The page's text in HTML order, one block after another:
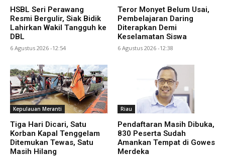
HSBL Seri Perawang
Resmi Bergulir, Siak Bidik
Lahirkan Wakil Tangguh ke
DBL
6 Agustus 2026 -12:54
Teror Monyet Belum Usai,
Pembelajaran Daring
Diterapkan Demi
Keselamatan Siswa
6 Agustus 2026 -12:38
Kepulauan Meranti
Tiga Hari Dicari, Satu
Korban Kapal Tenggelam
Ditemukan Tewas, Satu
Masih Hilang
Riau
Pendaftaran Masih Dibuka,
830 Peserta Sudah
Amankan Tempat di Gowes
Merdeka